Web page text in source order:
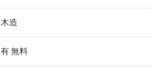
木造
有 無料